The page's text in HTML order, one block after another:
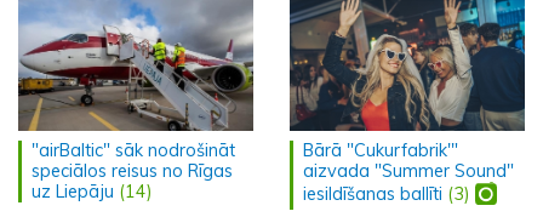
"airBaltic" sāk nodrošināt
speciālos reisus no Rīgas
uz Liepāju (14)
Bārā "Cukurfabrik'"
aizvada "Summer Sound"
iesildīšanas ballīti (3)